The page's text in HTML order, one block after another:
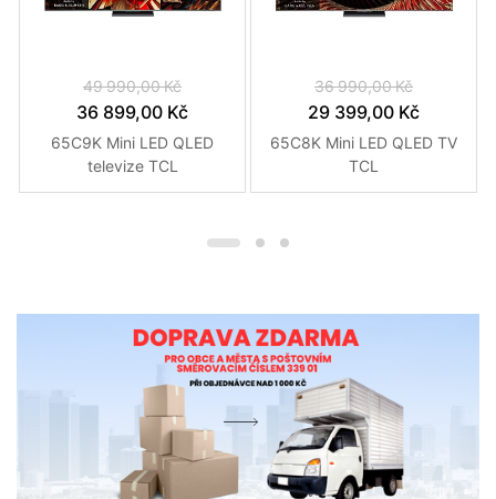
49 990,00 Kč
36 899,00 Kč
65C9K Mini LED QLED
televize TCL
36 990,00 Kč
29 399,00 Kč
65C8K Mini LED QLED TV
TCL